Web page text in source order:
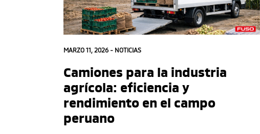
MARZO 11, 2026 - NOTICIAS
Camiones para la industria
agrícola: eficiencia y
rendimiento en el campo
peruano